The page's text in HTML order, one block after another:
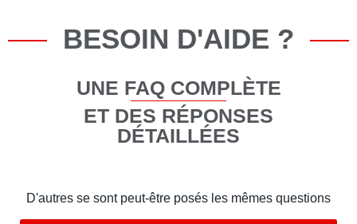
BESOIN D'AIDE ?
UNE FAQ COMPLÈTE
ET DES RÉPONSES
DÉTAILLÉES
D'autres se sont peut-être posés les mêmes questions